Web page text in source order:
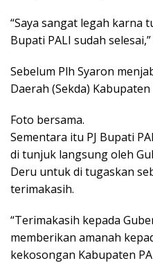
“Saya sangat legah karna
Bupati PALI sudah
Sebelum Plh Syaron
Daerah (Sekda) Kabupaten
Foto bersama.
Sementara itu PJ Bupati
di tunjuk langsung oleh
Deru untuk di tugaskan
terimakasih.
“Terimakasih kepada
memberikan amanah
kekosongan Kabupaten